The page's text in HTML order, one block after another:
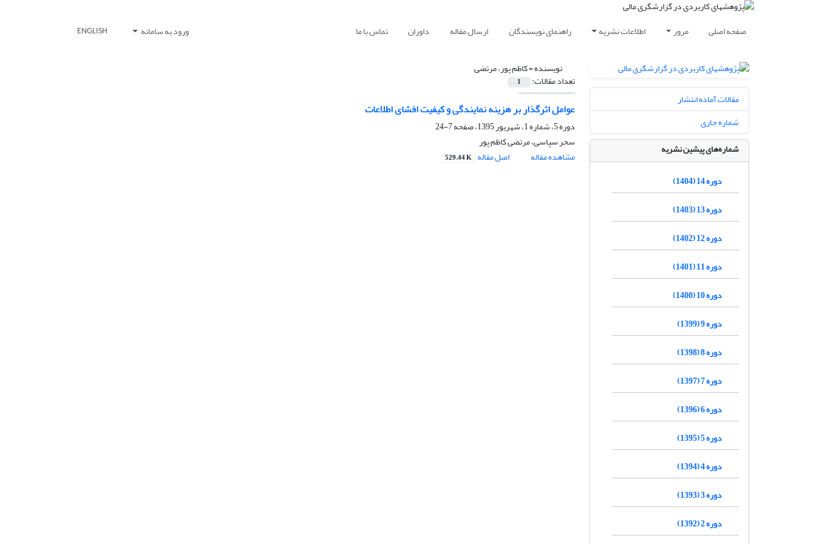
صفحه اصلی مرور اطلاعات نشریه راهنمای نویسندگان ارسال مقاله داوران تماس با ما ورود به سامانه ENGLISH
نویسنده =کاظم پور، مرتضی
تعداد مقالات: 1
عوامل اثرگذار بر هزینه نمایندگی و کیفیت افشای اطلاعات
دوره 5، شماره 1، شهریور 1395، صفحه
7-24
سحر سپاسی، مرتضی کاظم پور
مشاهده مقاله
اصل مقاله 529.44 K
مقالات آماده انتشار
شماره جاری
شماره‌های پیشین نشریه
دوره 14 (1404)
دوره 13 (1403)
دوره 12 (1402)
دوره 11 (1401)
دوره 10 (1400)
دوره 9 (1399)
دوره 8 (1398)
دوره 7 (1397)
دوره 6 (1396)
دوره 5 (1395)
دوره 4 (1394)
دوره 3 (1393)
دوره 2 (1392)